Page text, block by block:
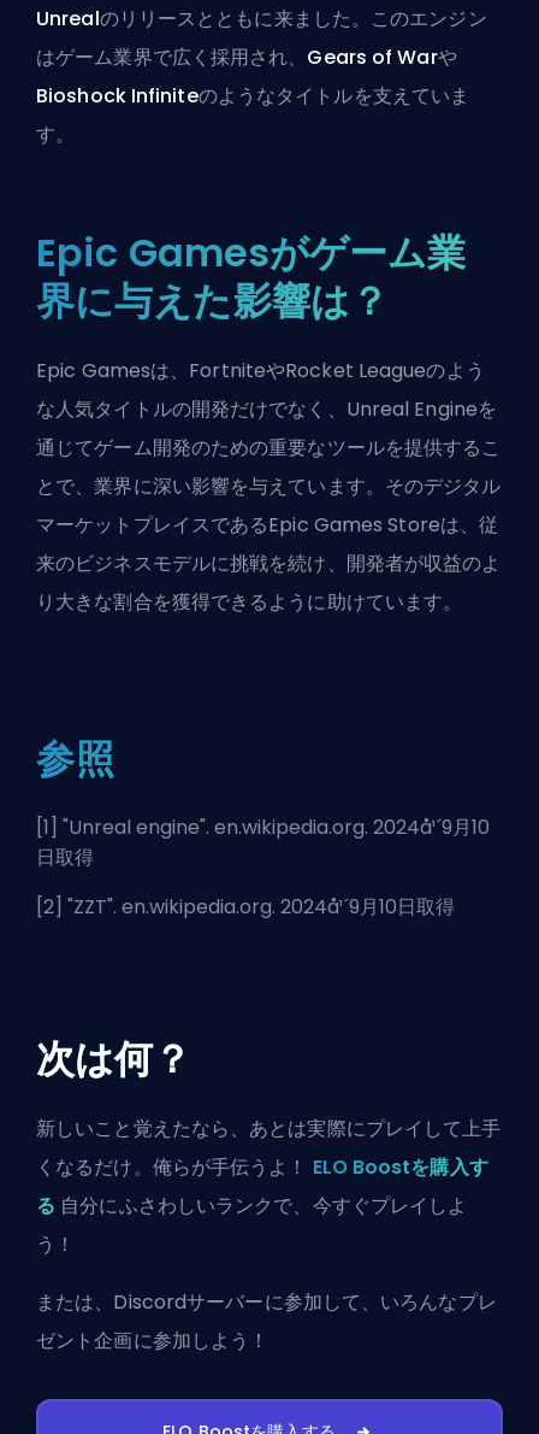
Unrealのリリースとともに来ました。このエンジン
はゲーム業界で広く採用され、 Gears of Warや
Bioshock Infiniteのようなタイトルを支えていま
す。
Epic Gamesがゲーム業
界に与えた影響は？
Epic Gamesは、FortniteやRocket Leagueのよう
な人気タイトルの開発だけでなく、Unreal Engineを
通じてゲーム開発のための重要なツールを提供するこ
とで、業界に深い影響を与えています。そのデジタル
マーケットプレイスであるEpic Games Storeは、従
来のビジネスモデルに挑戦を続け、開発者が収益のよ
り大きな割合を獲得できるように助けています。
参照
[1] "Unreal engine". en.wikipedia.org. 2024å¹´9月10
日取得
[2] "ZZT". en.wikipedia.org. 2024å¹´9月10日取得
次は何？
新しいこと覚えたなら、あとは実際にプレイして上手
くなるだけ。俺らが手伝うよ！ ELO Boostを購入す
る 自分にふさわしいランクで、今すぐプレイしよ
う！
または、 Discordサーバーに参加して、いろんなプレ
ゼント企画に参加しよう！